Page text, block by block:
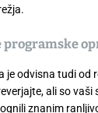
programske
je odvisna tudi od
ali so vaši
znanim